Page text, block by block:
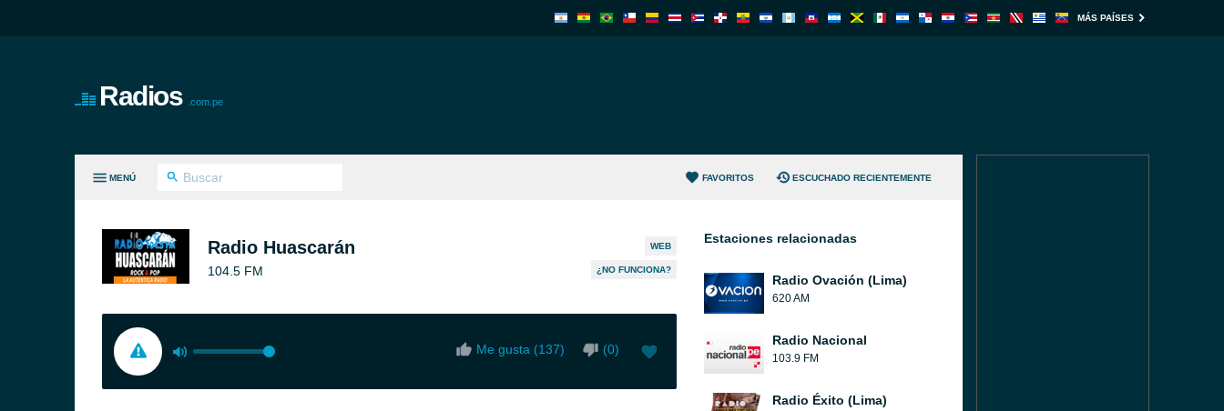
MÁS PAÍSES
Radios .com.pe
MENÚ FAVORITOS ESCUCHADO RECIENTEMENTE
Radio Huascarán
104.5 FM
WEB
¿NO FUNCIONA?
Me gusta (137) (0)
Estaciones relacionadas
Radio Ovación (Lima)
620 AM
Radio Nacional
103.9 FM
Radio Éxito (Lima)